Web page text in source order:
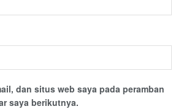
dan situs web saya pada peramban
saya berikutnya.